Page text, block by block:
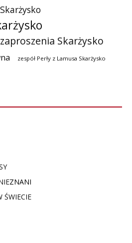
zaproszenia Skarżysko
zespół Perły z Lamusa Skarżysko
ZNANI
ŚWIECIE